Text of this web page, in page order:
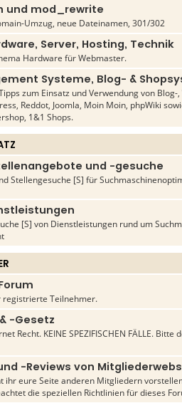
und mod_rewrite
Umzug, neue Dateinamen, 301/302
Server, Hosting, Technik
Hardware für Webmaster.
Systeme, Blog- &
zum Einsatz und Verwendung von
Reddot, Joomla, Moin Moin, phpWiki
1&1 Shops.
und -gesuche
Stellengesuche [S] für
[S] von Dienstleistungen rund um
Teilnehmer.
-Gesetz
Recht. KEINE SPEZIFISCHEN FÄLLE.
-Reviews von
ihr eure Seite anderen Mitgliedern
die speziellen Richtlinien für dieses